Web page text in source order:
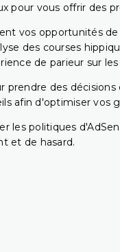
pour vous offrir des
vos opportunités
des courses
de parieur sur
des
afin d'optimiser vos
politiques
et de hasard.